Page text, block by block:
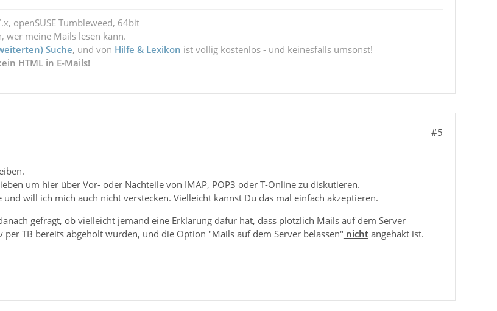
openSUSE Tumbleweed, 64bit
wer meine Mails lesen kann.
Suche, und von Hilfe & Lexikon ist völlig kostenlos - und keinesfalls umsonst!
HTML in E-Mails!
#5
um hier über Vor- oder Nachteile von IMAP, POP3 oder T-Online zu diskutieren.
will ich mich auch nicht verstecken. Vielleicht kannst Du das mal einfach akzeptieren.
gefragt, ob vielleicht jemand eine Erklärung dafür hat, dass plötzlich Mails auf dem Server
TB bereits abgeholt wurden, und die Option "Mails auf dem Server belassen" nichtangehakt ist.